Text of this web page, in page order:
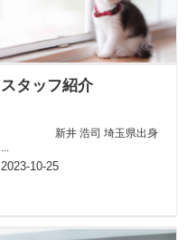
スタッフ紹介
...
2023-10-25